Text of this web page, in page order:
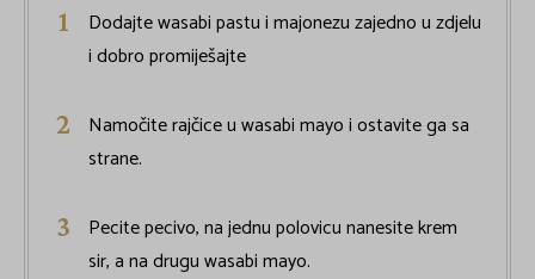
Dodajte wasabi pastu i majonezu zajedno u zdjelu
i dobro promiješajte
Namočite rajčice u wasabi mayo i ostavite ga sa
strane.
Pecite pecivo, na jednu polovicu nanesite krem ​​
sir, a na drugu wasabi mayo.